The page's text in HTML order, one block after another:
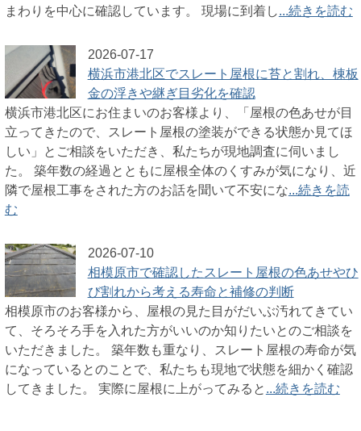
まわりを中心に確認しています。 現場に到着し...続きを読む
2026-07-17
横浜市港北区でスレート屋根に苔と割れ、棟板
金の浮きや継ぎ目劣化を確認
横浜市港北区にお住まいのお客様より、「屋根の色あせが目
立ってきたので、スレート屋根の塗装ができる状態か見てほ
しい」とご相談をいただき、私たちが現地調査に伺いまし
た。 築年数の経過とともに屋根全体のくすみが気になり、近
隣で屋根工事をされた方のお話を聞いて不安にな...続きを読
む
2026-07-10
相模原市で確認したスレート屋根の色あせやひ
び割れから考える寿命と補修の判断
相模原市のお客様から、屋根の見た目がだいぶ汚れてきてい
て、そろそろ手を入れた方がいいのか知りたいとのご相談を
いただきました。 築年数も重なり、スレート屋根の寿命が気
になっているとのことで、私たちも現地で状態を細かく確認
してきました。 実際に屋根に上がってみると ...続きを読む